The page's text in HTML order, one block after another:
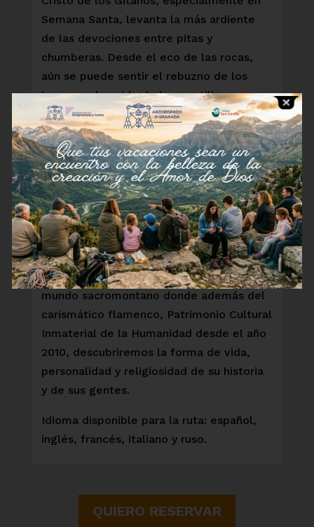
Semana Santa, levanta la más ardiente
de las devociones entre pitas y
chumberas. Desde el eco de las rocas,
aún se puede sentir el rebuzno de los
burros y el sonido de los martillos
golpeando el yunque de las fraguas a
ritmo de cante jondo; aún podemos
saborear el esparto, las cacerolas de
cobre y la cerámica decorando las
blancas paredes, dentro y fuera de las
cuevas, y las sillas de enea nos invitan a
sentarnos junto a las puertas abiertas con
las cortinas de tela basta.
Déjate sorprender por el fascinante
mundo sacromontano donde además del
carismático flamenco, Patrimonio Cultural
Inmaterial de la Humanidad desde el año
2010, descubriremos la forma de vida,
personalidad y religiosidad de su historia
y de sus gentes.
Idioma disponible para la ruta: español,
inglés, francés, italiano y ruso.
QUIERO RESERVAR